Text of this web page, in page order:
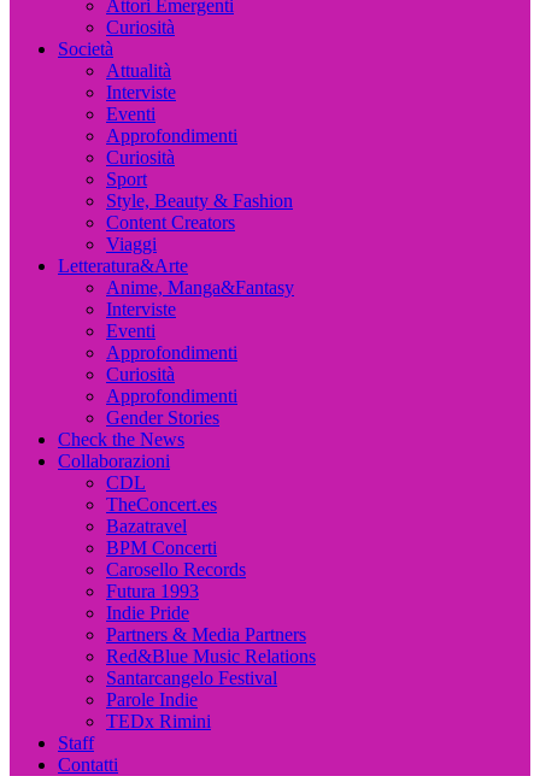
Attori Emergenti
Curiosità
Società
Attualità
Interviste
Eventi
Approfondimenti
Curiosità
Sport
Style, Beauty & Fashion
Content Creators
Viaggi
Letteratura&Arte
Anime, Manga&Fantasy
Interviste
Eventi
Approfondimenti
Curiosità
Approfondimenti
Gender Stories
Check the News
Collaborazioni
CDL
TheConcert.es
Bazatravel
BPM Concerti
Carosello Records
Futura 1993
Indie Pride
Partners & Media Partners
Red&Blue Music Relations
Santarcangelo Festival
Parole Indie
TEDx Rimini
Staff
Contatti